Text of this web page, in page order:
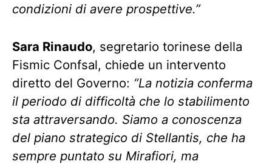
condizioni di avere prospettive.”
Sara Rinaudo, segretario torinese della
Fismic Confsal, chiede un intervento
diretto del Governo: “La notizia conferma
il periodo di difficoltà che lo stabilimento
sta attraversando. Siamo a conoscenza
del piano strategico di Stellantis, che ha
sempre puntato su Mirafiori, ma